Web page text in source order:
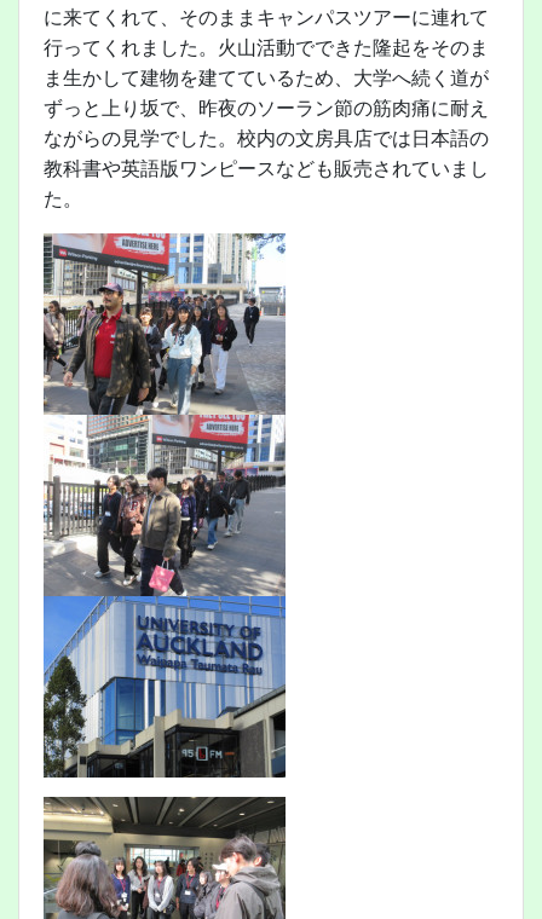
に来てくれて、そのままキャンパスツアーに連れて
行ってくれました。火山活動でできた隆起をそのま
ま生かして建物を建てているため、大学へ続く道が
ずっと上り坂で、昨夜のソーラン節の筋肉痛に耐え
ながらの見学でした。校内の文房具店では日本語の
教科書や英語版ワンピースなども販売されていまし
た。